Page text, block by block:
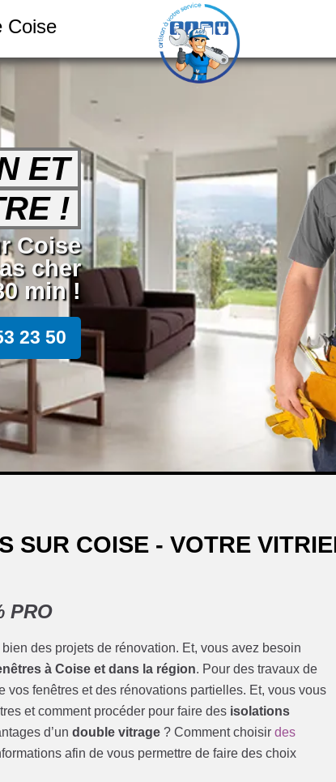
Coise
ET
!
Coise
cher
min !
23 50
SUR COISE - VOTRE
PRO
des projets de rénovation. Et, vous avez besoin
à Coise et dans la région. Pour des travaux de
fenêtres et des rénovations partielles. Et, vous vous
et comment procéder pour faire des isolations
d’undouble vitrage ? Comment choisirdes
afin de vous permettre de faire des choix